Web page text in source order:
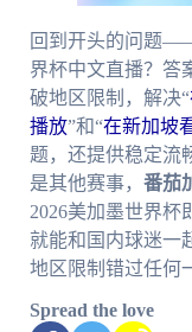
回到开头的问题
界杯中文直播？答
破地区限制，解决“
播放”和“在新加坡
题，还提供稳定流
是其他赛事， 番茄
2026美加墨世界杯
就能和国内球迷一
地区限制错过任何
Spread the love